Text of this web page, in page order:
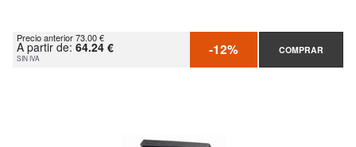
Precio anterior 73.00 €
A partir de: 64.24 €
SIN IVA -12% COMPRAR